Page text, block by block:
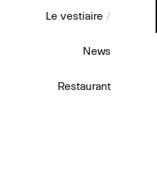
Le vestiaire /
News
Restaurant